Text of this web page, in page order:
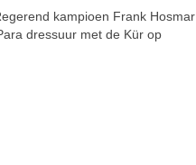
kampioen Frank Hosmar
dressuur met de Kür op